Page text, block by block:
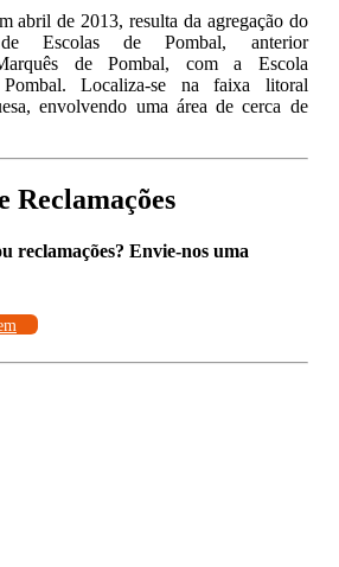
abril de 2013, resulta da agregação do
de Escolas de Pombal, anterior
de Pombal, com a Escola
Pombal. Localiza-se na faixa litoral
envolvendo uma área de cerca de
Reclamações
reclamações? Envie-nos uma